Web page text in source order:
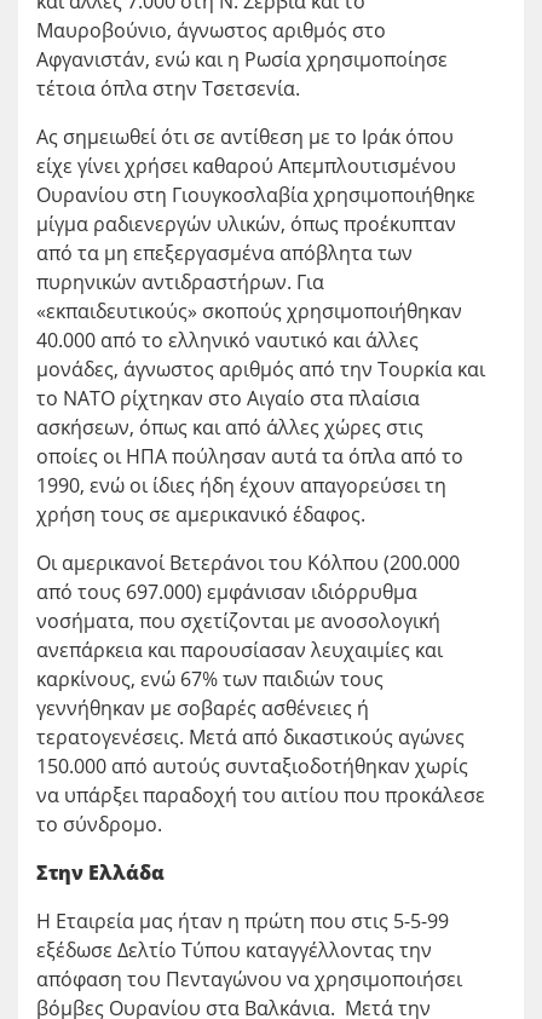
Μαυροβούνιο, άγνωστος αριθμός στο
Αφγανιστάν, ενώ και η Ρωσία χρησιμοποίησε
τέτοια όπλα στην Τσετσενία.
Ας σημειωθεί ότι σε αντίθεση με το Ιράκ όπου
είχε γίνει χρήσει καθαρού Απεμπλουτισμένου
Ουρανίου στη Γιουγκοσλαβία χρησιμοποιήθηκε
μίγμα ραδιενεργών υλικών, όπως προέκυπταν
από τα μη επεξεργασμένα απόβλητα των
πυρηνικών αντιδραστήρων. Για
«εκπαιδευτικούς» σκοπούς χρησιμοποιήθηκαν
40.000 από το ελληνικό ναυτικό και άλλες
μονάδες, άγνωστος αριθμός από την Τουρκία και
το ΝΑΤΟ ρίχτηκαν στο Αιγαίο στα πλαίσια
ασκήσεων, όπως και από άλλες χώρες στις
οποίες οι ΗΠΑ πούλησαν αυτά τα όπλα από το
1990, ενώ οι ίδιες ήδη έχουν απαγορεύσει τη
χρήση τους σε αμερικανικό έδαφος.
Οι αμερικανοί Βετεράνοι του Κόλπου (200.000
από τους 697.000) εμφάνισαν ιδιόρρυθμα
νοσήματα, που σχετίζονται με ανοσολογική
ανεπάρκεια και παρουσίασαν λευχαιμίες και
καρκίνους, ενώ 67% των παιδιών τους
γεννήθηκαν με σοβαρές ασθένειες ή
τερατογενέσεις. Μετά από δικαστικούς αγώνες
150.000 από αυτούς συνταξιοδοτήθηκαν χωρίς
να υπάρξει παραδοχή του αιτίου που προκάλεσε
το σύνδρομο.
Στην Ελλάδα
Η Εταιρεία μας ήταν η πρώτη που στις 5-5-99
εξέδωσε Δελτίο Τύπου καταγγέλλοντας την
απόφαση του Πενταγώνου να χρησιμοποιήσει
βόμβες Ουρανίου στα Βαλκάνια. Μετά την